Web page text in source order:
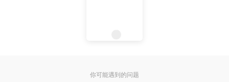
你可能遇到的问题